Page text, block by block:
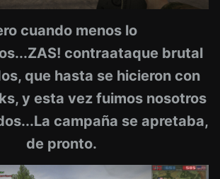
cuando menos lo
contraataque brutal
que hasta se hicieron con
y esta vez fuimos nosotros
campaña se apretaba,
de pronto.